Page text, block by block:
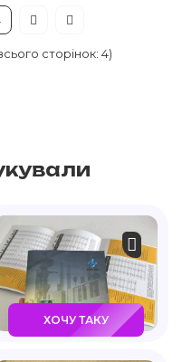
сторінок: 4)
ХОЧУ ТАКУ